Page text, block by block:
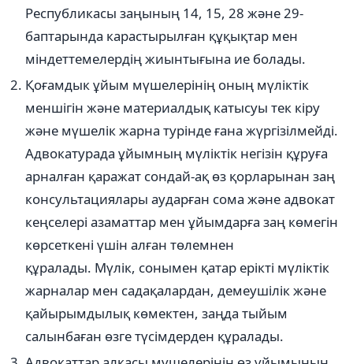
Республикасы заңының 14, 15, 28 және 29-
баптарында карастырылған құқықтар мен
міндеттемелердің жиынтығына ие болады.
Қоғамдык ұйым мүшелерінің оның мүліктік
меншігін және материалдық катысуы тек кіру
және мүшелік жарна турінде ғана жүргізілмейді.
Адвокатурада ұйымның мүліктік негізін құруға
арналған қаражат сондай-ақ өз қорларынан заң
консультациялары аударған сома және адвокат
кеңселері азаматтар мен ұйымдарға заң көмегін
көрсеткені үшін алған төлемнен
құралады. Мүлік, сонымен қатар ерікті мүліктік
жарналар мен садақалардан, демеушілік және
қайырымдылық көмектен, заңда тыйым
салынбаған өзге түсімдерден құралады.